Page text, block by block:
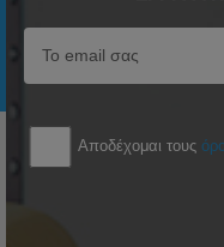
Αποδέχομαι τους